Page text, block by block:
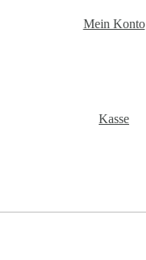
Mein Konto
Kasse